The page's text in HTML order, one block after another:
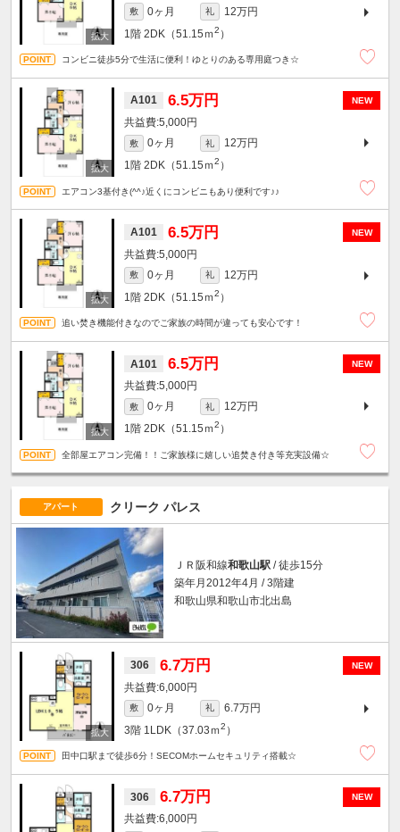
敷 0ヶ月 礼
12万円
1階 2DK（51.15ｍ2 ）
コンビニ徒歩5分で生活に便利！ゆとりのある専用庭つき☆
NEW
A101 6.5万円
5,000円
敷 0ヶ月 礼
12万円
1階 2DK（51.15ｍ2 ）
エアコン3基付き(^^♪近くにコンビニもあり便利です♪♪
NEW
A101 6.5万円
5,000円
敷 0ヶ月 礼
12万円
1階 2DK（51.15ｍ2 ）
追い焚き機能付きなのでご家族の時間が違っても安心です！
NEW
A101 6.5万円
5,000円
敷 0ヶ月 礼
12万円
1階 2DK（51.15ｍ2 ）
全部屋エアコン完備！！ご家族様に嬉しい追焚き付き等充実設備☆
アパート クリーク パレス
ＪＲ阪和線和歌山駅 / 徒歩15分
築年月2012年4月 / 3階建
和歌山県和歌山市北出島
NEW
306 6.7万円
6,000円
敷 0ヶ月 礼
6.7万円
3階 1LDK（37.03ｍ2 ）
田中口駅まで徒歩6分！SECOMホームセキュリティ搭載☆
NEW
306 6.7万円
6,000円